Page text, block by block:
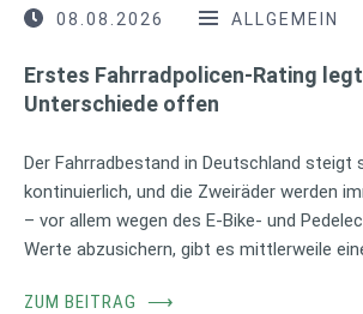
08.08.2026 ALLGEMEIN
Erstes Fahrradpolicen-Rating
Unterschiede offen
Der Fahrradbestand in Deutschland steigt
kontinuierlich, und die Zweiräder werden
– vor allem wegen des E-Bike- und
Werte abzusichern, gibt es mittlerweile
ZUM BEITRAG ⟶